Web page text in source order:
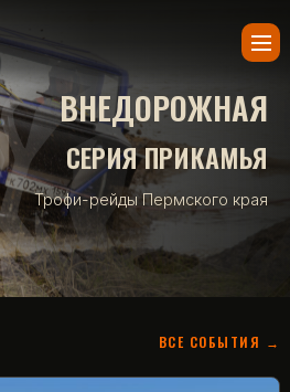
ВНЕДОРОЖНАЯ
СЕРИЯ ПРИКАМЬЯ
Трофи-рейды Пермского края
ВСЕ СОБЫТИЯ →